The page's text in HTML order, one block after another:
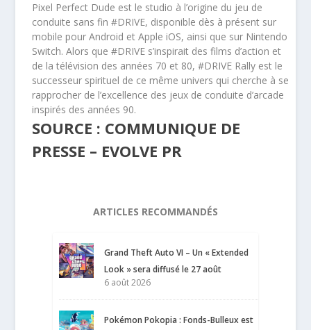
Pixel Perfect Dude est le studio à l’origine du jeu de
conduite sans fin #DRIVE, disponible dès à présent sur
mobile pour Android et Apple iOS, ainsi que sur Nintendo
Switch. Alors que #DRIVE s’inspirait des films d’action et
de la télévision des années 70 et 80, #DRIVE Rally est le
successeur spirituel de ce même univers qui cherche à se
rapprocher de l’excellence des jeux de conduite d’arcade
inspirés des années 90.
SOURCE : COMMUNIQUE DE
PRESSE – EVOLVE PR
ARTICLES RECOMMANDÉS
Grand Theft Auto VI – Un « Extended
Look » sera diffusé le 27 août
6 août 2026
Pokémon Pokopia : Fonds-Bulleux est